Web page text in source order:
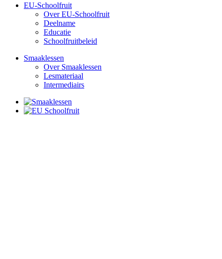
EU-Schoolfruit
Over EU-Schoolfruit
Deelname
Educatie
Schoolfruitbeleid
Smaaklessen
Over Smaaklessen
Lesmateriaal
Intermediairs